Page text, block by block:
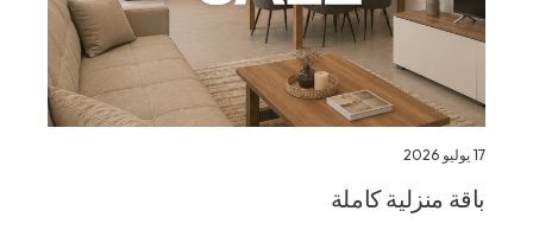
17 يوليو 2026
باقة منزلية كاملة